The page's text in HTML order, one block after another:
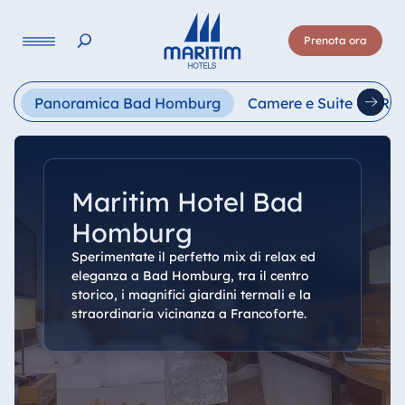
Prenota ora
Deutsch English Français
Panoramica Bad Homburg Camere e Suite
Maritim Hotel Bad
Homburg
Sperimentate il perfetto mix di relax ed
eleganza a Bad Homburg, tra il centro
storico, i magnifici giardini termali e la
straordinaria vicinanza a Francoforte.